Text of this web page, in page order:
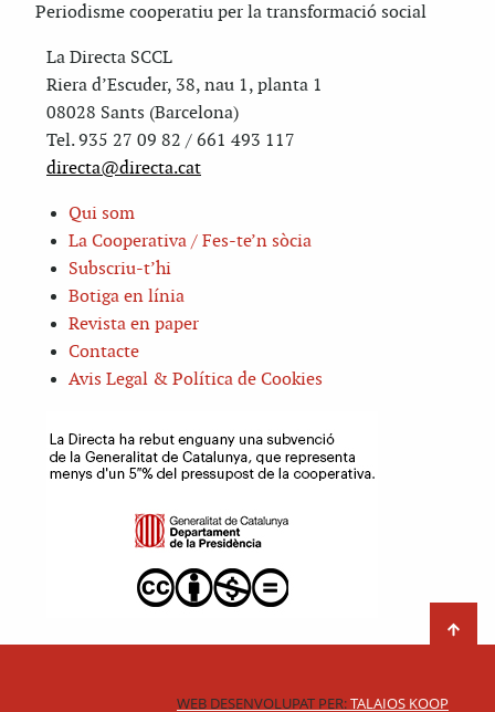
Periodisme cooperatiu per la transformació social
La Directa SCCL
Riera d’Escuder, 38, nau 1, planta 1
08028 Sants (Barcelona)
Tel. 935 27 09 82 / 661 493 117
directa@directa.cat
Qui som
La Cooperativa / Fes-te’n sòcia
Subscriu-t’hi
Botiga en línia
Revista en paper
Contacte
Avis Legal & Política de Cookies
WEB DESENVOLUPAT PER:TALAIOS KOOP